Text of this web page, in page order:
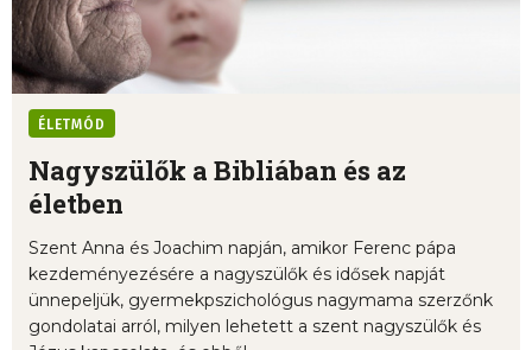
ÉLETMÓD
Nagyszülők a Bibliában és az
életben
Szent Anna és Joachim napján, amikor Ferenc pápa
kezdeményezésére a nagyszülők és idősek napját
ünnepeljük, gyermekpszichológus nagymama szerzőnk
gondolatai arról, milyen lehetett a szent nagyszülők és